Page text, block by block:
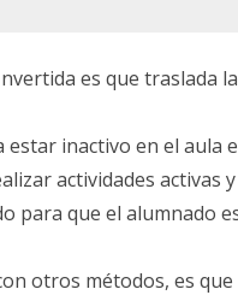
es que traslada
inactivo en el aula
actividades activas
para que el alumnado
otros métodos, es